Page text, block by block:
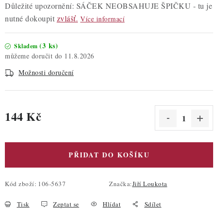
Podmínky ochrany osobních údajů
Důležité upozornění: SÁČEK NEOBSAHUJE ŠPIČKU - tu je
nutné dokoupit zvlášť. Více informací
Skladem (3 ks)
11.8.2026
Možnosti doručení
144 Kč
PŘIDAT DO KOŠÍKU
Kód zboží: 106-5637 Značka:Jiří Loukota
Tisk Zeptat se Hlídat Sdílet